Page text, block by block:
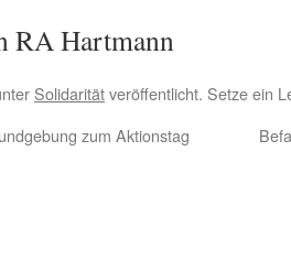
RA Hartmann
Solidaritätveröffentlicht. Setze ein
zum Aktionstag